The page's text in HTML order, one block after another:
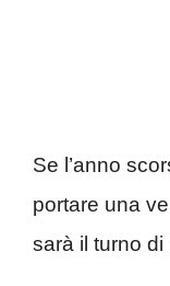
Se l’anno
portare una
sarà il turno di